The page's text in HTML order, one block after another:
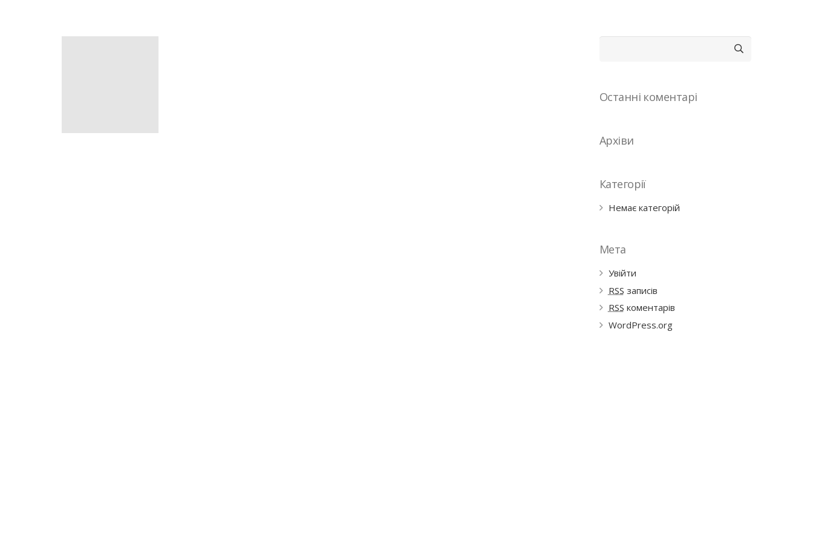
Останні коментарі
Архіви
Категорії
Немає категорій
Мета
Увійти
RSS записів
RSS коментарів
WordPress.org